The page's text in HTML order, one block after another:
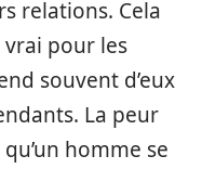
relations. Cela
pour les
souvent d’eux
La peur
homme se